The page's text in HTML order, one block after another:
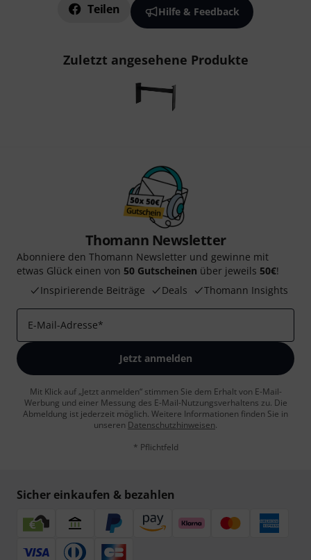
Teilen Hilfe & Feedback
Zuletzt angesehene Produkte
Thomann Newsletter
Abonniere den Thomann Newsletter und gewinne mit
etwas Glück einen von 50 Gutscheinen über jeweils 50€!
Inspirierende Beiträge
Deals Thomann Insights
E-Mail-Adresse*
Jetzt anmelden
Mit Klick auf „Jetzt anmelden“ stimmen Sie dem Erhalt von E-Mail-
Werbung und einer Messung des E-Mail-Nutzungsverhaltens zu. Die
Abmeldung ist jederzeit möglich. Weitere Informationen finden Sie in
unseren Datenschutzhinweisen.
* Pflichtfeld
Sicher einkaufen & bezahlen